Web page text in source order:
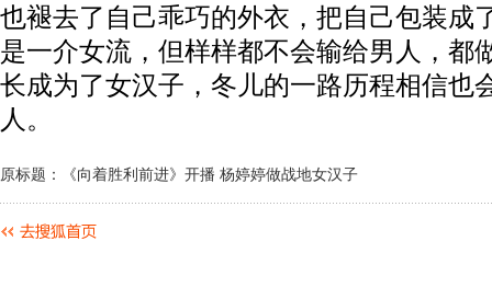
也褪去了自己乖巧的外衣，把自己包装成
是一介女流，但样样都不会输给男人，都
长成为了女汉子，冬儿的一路历程相信也
人。
原标题：《向着胜利前进》开播 杨婷婷做战地女汉子